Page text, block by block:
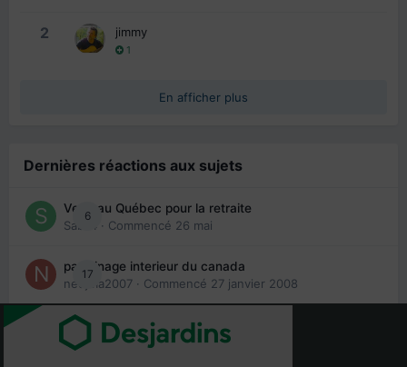
2 jimmy
1
En afficher plus
Dernières réactions aux sujets
6
Venir au Québec pour la retraite
Sab74
· Commencé 26 mai
17
parrainage interieur du canada
nedjma2007 · Commencé 27 janvier 2008
19
Préparation à l'examen EACMC partie I
(médecins)